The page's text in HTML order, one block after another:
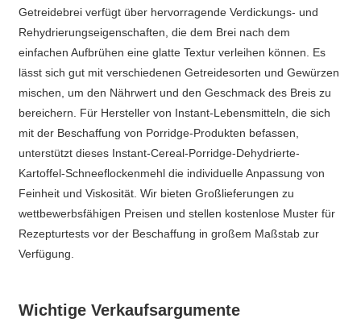
Getreidebrei verfügt über hervorragende Verdickungs- und
Rehydrierungseigenschaften, die dem Brei nach dem
einfachen Aufbrühen eine glatte Textur verleihen können. Es
lässt sich gut mit verschiedenen Getreidesorten und Gewürzen
mischen, um den Nährwert und den Geschmack des Breis zu
bereichern. Für Hersteller von Instant-Lebensmitteln, die sich
mit der Beschaffung von Porridge-Produkten befassen,
unterstützt dieses Instant-Cereal-Porridge-Dehydrierte-
Kartoffel-Schneeflockenmehl die individuelle Anpassung von
Feinheit und Viskosität. Wir bieten Großlieferungen zu
wettbewerbsfähigen Preisen und stellen kostenlose Muster für
Rezepturtests vor der Beschaffung in großem Maßstab zur
Verfügung.
Wichtige Verkaufsargumente